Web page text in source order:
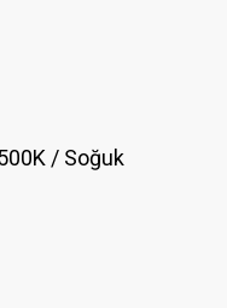
/ Soğuk